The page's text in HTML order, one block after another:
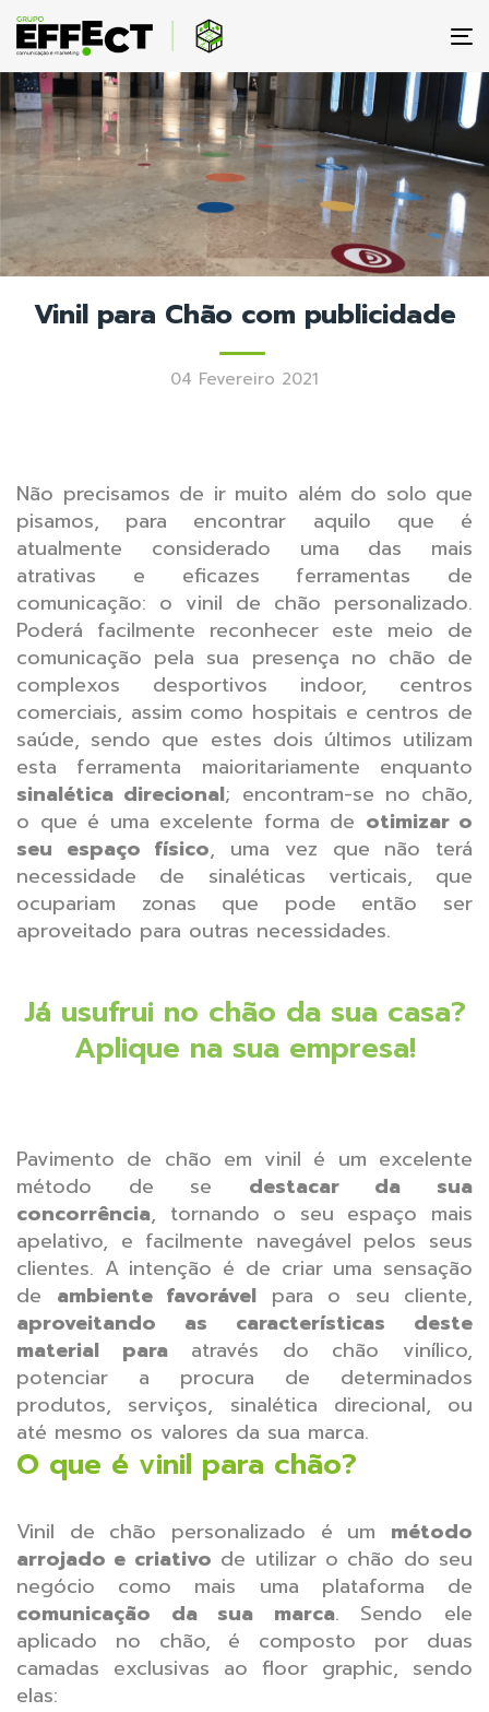
Vinil para Chão com publicidade
04 Fevereiro 2021
Não precisamos de ir muito além do solo que
pisamos, para encontrar aquilo que é
atualmente considerado uma das mais
atrativas e eficazes ferramentas de
comunicação: o vinil de chão personalizado.
Poderá facilmente reconhecer este meio de
comunicação pela sua presença no chão de
complexos desportivos indoor, centros
comerciais, assim como hospitais e centros de
saúde, sendo que estes dois últimos utilizam
esta ferramenta maioritariamente enquanto
sinalética direcional; encontram-se no chão,
o que é uma excelente forma de otimizar o
seu espaço físico, uma vez que não terá
necessidade de sinaléticas verticais, que
ocupariam zonas que pode então ser
aproveitado para outras necessidades.
Já usufrui no chão da sua casa?
Aplique na sua empresa!
Pavimento de chão em vinil é um excelente
método de se destacar da sua
concorrência, tornando o seu espaço mais
apelativo, e facilmente navegável pelos seus
clientes. A intenção é de criar uma sensação
de ambiente favorável para o seu cliente,
aproveitando as características deste
material paraatravés do chão vinílico,
potenciar a procura de determinados
produtos, serviços, sinalética direcional, ou
até mesmo os valores da sua marca.
O que é vinil para chão?
Vinil de chão personalizado é um método
arrojado e criativo de utilizar o chão do seu
negócio como mais uma plataforma de
comunicação da sua marca. Sendo ele
aplicado no chão, é composto por duas
camadas exclusivas ao floor graphic, sendo
elas: